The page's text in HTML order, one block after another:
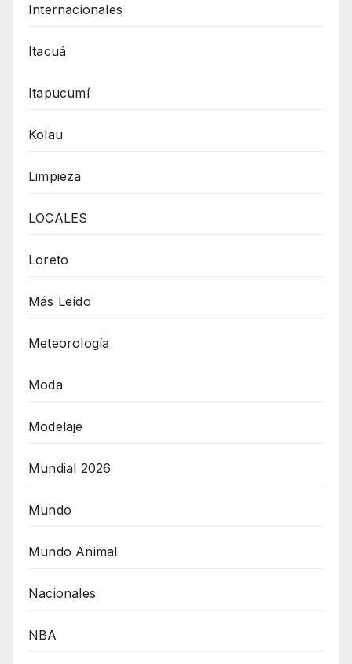
Internacionales
Itacuá
Itapucumí
Kolau
Limpieza
LOCALES
Loreto
Más Leído
Meteorología
Moda
Modelaje
Mundial 2026
Mundo
Mundo Animal
Nacionales
NBA